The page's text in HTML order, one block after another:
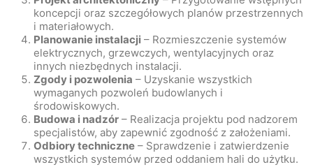
koncepcji oraz szczegółowych planów przestrzennych
i materiałowych.
Planowanie instalacji – Rozmieszczenie systemów
elektrycznych, grzewczych, wentylacyjnych oraz
innych niezbędnych instalacji.
Zgody i pozwolenia – Uzyskanie wszystkich
wymaganych pozwoleń budowlanych i
środowiskowych.
Budowa i nadzór – Realizacja projektu pod nadzorem
specjalistów, aby zapewnić zgodność z założeniami.
Odbiory techniczne – Sprawdzenie i zatwierdzenie
wszystkich systemów przed oddaniem hali do użytku.